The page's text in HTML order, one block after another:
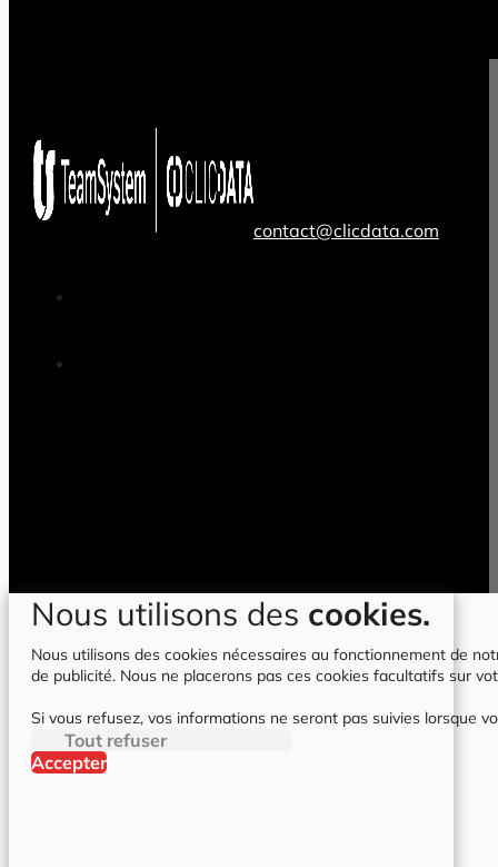
contact@clicdata.com
Nous utilisons des cookies.
Nous utilisons des cookies nécessaires au fonctionnement de
de publicité. Nous ne placerons pas ces cookies facultatifs sur
Si vous refusez, vos informations ne seront pas suivies lorsque
Tout refuser
Accepter